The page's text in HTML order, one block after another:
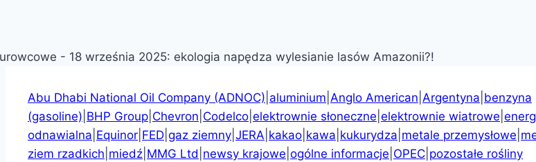
Abu Dhabi National Oil Company (ADNOC) aluminium Anglo American Argentyna benzyna
(gasoline) BHP Group Chevron Codelco elektrownie słoneczne elektrownie wiatrowe
odnawialna Equinor FED gaz ziemny JERA kakao kawa kukurydza metale przemysłowe
ziem rzadkich miedź MMG Ltd newsy krajowe ogólne informacje OPEC pozostałe rośliny